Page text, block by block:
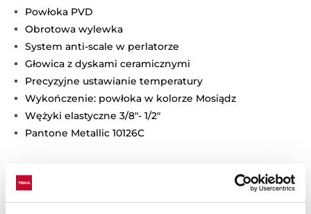
Powłoka PVD
Obrotowa wylewka
System anti-scale w perlatorze
Głowica z dyskami ceramicznymi
Precyzyjne ustawianie temperatury
Wykończenie: powłoka w kolorze Mosiądz
Wężyki elastyczne 3/8"- 1/2"
Pantone Metallic 10126C